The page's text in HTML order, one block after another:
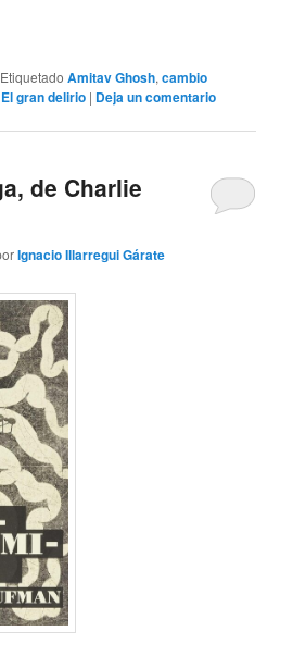
Etiquetado Amitav Ghosh,cambio
El gran delirio | Deja un comentario
de Charlie
Ignacio Illarregui Gárate